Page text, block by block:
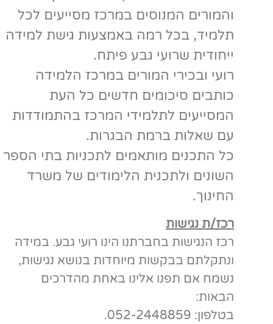
והמורים המנוסים במרכז מסייעים לכל
תלמיד, בכל רמה באמצעות גישת למידה
ייחודית שרועי גבע פיתח.
רועי ובכירי המורים במרכז הלמידה
כותבים סיכומים חדשים כל העת
המסייעים לתלמידי המרכז בהתמודדות
עם שאלות ברמת הבגרות.
כל התכנים מותאמים לתכניות בתי הספר
השונים ולתכנית הלימודים של משרד
החינוך.
רכז/ת נגישות
רכז הנגישות בחברתנו הינו רועי גבע. במידה
ונתקלתם בבקשות מיוחדות בנושא נגישות,
נשמח אם תפנו אלינו באחת מהדרכים
הבאות:
בטלפון: 052-2448859.